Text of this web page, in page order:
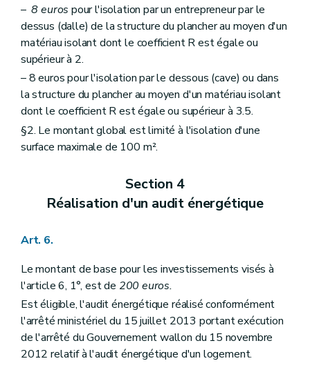
–8 eurospour l'isolation par un entrepreneur par le
dessus (dalle) de la structure du plancher au moyen d'un
matériau isolant dont le coefficient R est égale ou
supérieur à 2.
– 8 euros pour l'isolation par le dessous (cave) ou dans
la structure du plancher au moyen d'un matériau isolant
dont le coefficient R est égale ou supérieur à 3.5.
§2. Le montant global est limité à l'isolation d'une
surface maximale de 100 m².
Section 4
Réalisation d'un audit énergétique
Art. 6.
Le montant de base pour les investissements visés à
l'article 6, 1°, est de 200 euros.
Est éligible, l'audit énergétique réalisé conformément
l'arrêté ministériel du 15 juillet 2013 portant exécution
de l'arrêté du Gouvernement wallon du 15 novembre
2012 relatif à l'audit énergétique d'un logement.